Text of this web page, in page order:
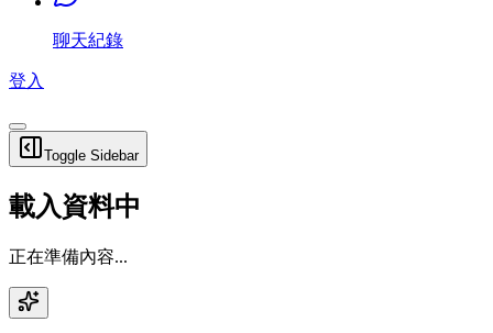
聊天紀錄
登入
Toggle Sidebar
載入資料中
正在準備內容...